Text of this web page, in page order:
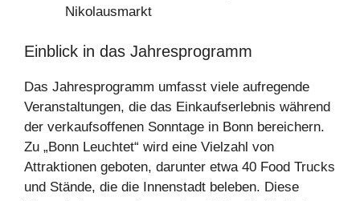
Nikolausmarkt
Einblick in das Jahresprogramm
Das Jahresprogramm umfasst viele aufregende
Veranstaltungen, die das Einkaufserlebnis während
der verkaufsoffenen Sonntage in Bonn bereichern.
Zu „Bonn Leuchtet“ wird eine Vielzahl von
Attraktionen geboten, darunter etwa 40 Food Trucks
und Stände, die die Innenstadt beleben. Diese